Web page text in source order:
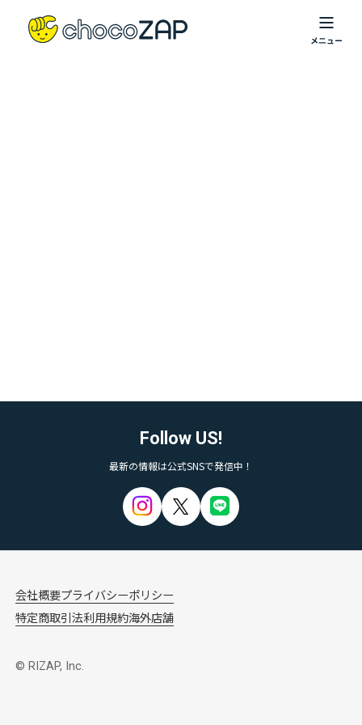
Follow US!
最新の情報は公式SNSで発信中！
会社概要プライバシーポリシー
特定商取引法利用規約海外店舗
© RIZAP, Inc.